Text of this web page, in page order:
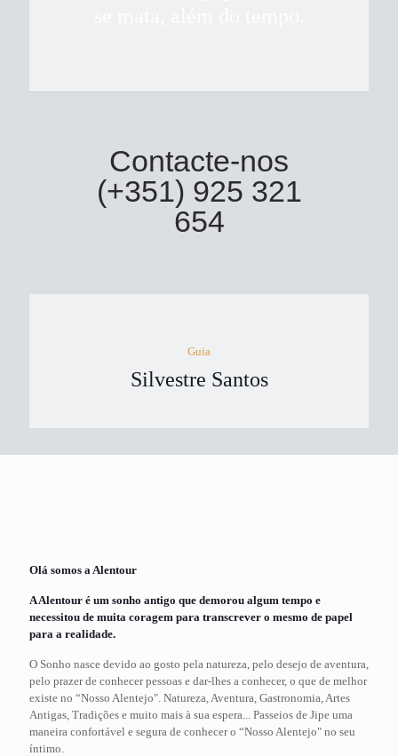
Contacte-nos
(+351) 925 321
654
Guia
Silvestre Santos
Olá somos a Alentour
A Alentour é um sonho antigo que demorou algum tempo e
necessitou de muita coragem para transcrever o mesmo de papel
para a realidade.
O Sonho nasce devido ao gosto pela natureza, pelo desejo de aventura,
pelo prazer de conhecer pessoas e dar-lhes a conhecer, o que de melhor
existe no “Nosso Alentejo". Natureza, Aventura, Gastronomia, Artes
Antigas, Tradições e muito mais à sua espera... Passeios de Jipe uma
maneira confortável e segura de conhecer o “Nosso Alentejo" no seu
íntimo.